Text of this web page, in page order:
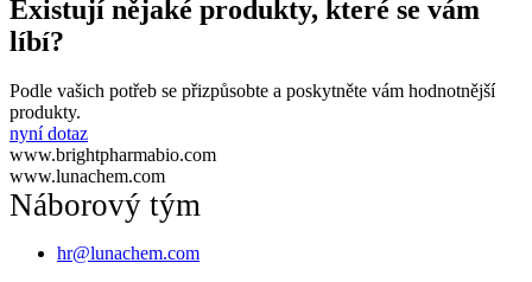
Existují nějaké produkty, které se vám
líbí?
Podle vašich potřeb se přizpůsobte a poskytněte vám hodnotnější
produkty.
nyní dotaz
www.brightpharmabio.com
www.lunachem.com
Náborový tým
hr@lunachem.com